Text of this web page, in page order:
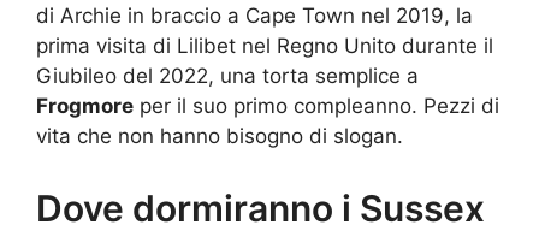
di Archie in braccio a Cape Town nel 2019, la
prima visita di Lilibet nel Regno Unito durante il
Giubileo del 2022, una torta semplice a
Frogmore per il suo primo compleanno. Pezzi di
vita che non hanno bisogno di slogan.
Dove dormiranno i Sussex